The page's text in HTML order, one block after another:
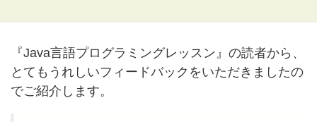
『Java言語プログラミングレッスン』の読者から、
とてもうれしいフィードバックをいただきましたの
でご紹介します。